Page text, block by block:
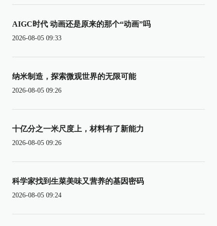
AIGC时代 动画还是原来的那个“动画”吗
2026-08-05 09:33
纳米制造，探索微观世界的无限可能
2026-08-05 09:26
十亿分之一米尺度上，材料有了新能力
2026-08-05 09:26
科学家找到生菜美味又营养的基因密码
2026-08-05 09:24